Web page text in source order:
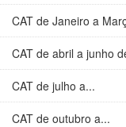
CAT de Janeiro a
CAT de abril a junho
CAT de julho a...
CAT de outubro a...